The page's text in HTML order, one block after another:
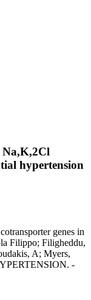
Na,K,2Cl
hypertension
genes in
Filippo; Filigheddu,
A; Myers,
-